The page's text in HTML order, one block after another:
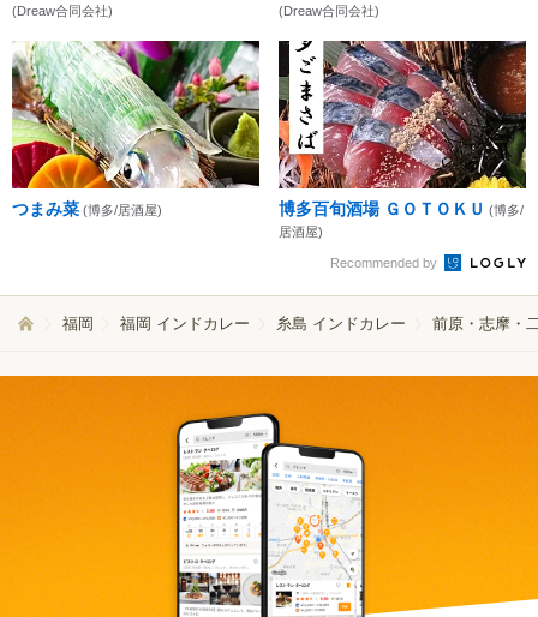
(Dreaw合同会社)
(Dreaw合同会社)
つまみ菜 (博多/居酒屋) 博多百旬酒場 ＧＯＴＯＫＵ (博多/
居酒屋)
Recommended by
福岡 福岡 インドカレー 糸島 インドカレー 前原・志摩・